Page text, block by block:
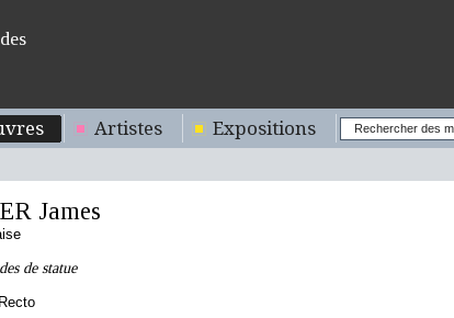
Artistes Expositions
James
de statue